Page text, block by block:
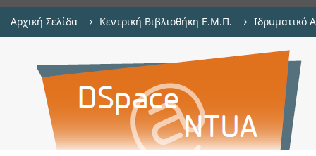
Αρχική Σελίδα → Κεντρική Βιβλιοθήκη Ε.Μ.Π. → Ιδρυματικό
Συστήματα μεταφορών
περιοχές. Μελέτη εφαρμογής